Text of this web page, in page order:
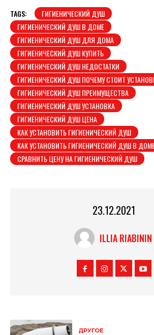
TAGS:
ГИГИЕНИЧЕСКИЙ ДУШ
ГИГИЕНИЧЕСКИЙ ДУШ В ДОМЕ
ГИГИЕНИЧЕСКИЙ ДУШ ДЛЯ ДОМА
ГИГИЕНИЧЕСКИЙ ДУШ КУПИТЬ
ГИГИЕНИЧЕСКИЙ ДУШ НЕДОСТАТКИ
ГИГИЕНИЧЕСКИЙ ДУШ ПОЧЕМУ СТОИТ
ГИГИЕНИЧЕСКИЙ ДУШ ПРЕИМУЩЕСТВА
ГИГИЕНИЧЕСКИЙ ДУШ УСТАНОВКА
ГИГИЕНИЧЕСКИЙ ДУШ ЦЕНА
КАК УСТАНОВИТЬ ГИГИЕНИЧЕСКИЙ ДУШ
КАК УСТАНОВИТЬ ГИГИЕНИЧЕСКИЙ ДУШ В
СРАВНИТЬ ЦЕНУ НА ГИГИЕНИЧЕСКИЙ ДУШ
23.12.2021
ILLIA RIABININ
ДРУГОЕ